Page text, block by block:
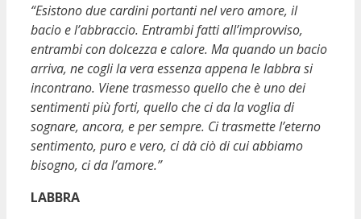
“Esistono due cardini portanti nel vero amore, il
bacio e l’abbraccio. Entrambi fatti all’improvviso,
entrambi con dolcezza e calore. Ma quando un bacio
arriva, ne cogli la vera essenza appena le labbra si
incontrano. Viene trasmesso quello che è uno dei
sentimenti più forti, quello che ci da la voglia di
sognare, ancora, e per sempre. Ci trasmette l’eterno
sentimento, puro e vero, ci dà ciò di cui abbiamo
bisogno, ci da l’amore.”
LABBRA